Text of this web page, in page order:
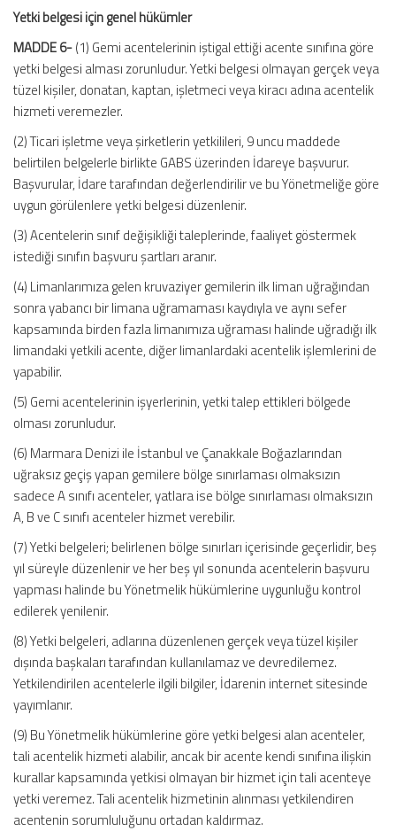
Yetki belgesi için genel hükümler
MADDE 6-(1) Gemi acentelerinin iştigal ettiği acente sınıfına göre
yetki belgesi alması zorunludur. Yetki belgesi olmayan gerçek veya
tüzel kişiler, donatan, kaptan, işletmeci veya kiracı adına acentelik
hizmeti veremezler.
(2) Ticari işletme veya şirketlerin yetkilileri, 9 uncu maddede
belirtilen belgelerle birlikte GABS üzerinden İdareye başvurur.
Başvurular, İdare tarafından değerlendirilir ve bu Yönetmeliğe göre
uygun görülenlere yetki belgesi düzenlenir.
(3) Acentelerin sınıf değişikliği taleplerinde, faaliyet göstermek
istediği sınıfın başvuru şartları aranır.
(4) Limanlarımıza gelen kruvaziyer gemilerin ilk liman uğrağından
sonra yabancı bir limana uğramaması kaydıyla ve aynı sefer
kapsamında birden fazla limanımıza uğraması halinde uğradığı ilk
limandaki yetkili acente, diğer limanlardaki acentelik işlemlerini de
yapabilir.
(5) Gemi acentelerinin işyerlerinin, yetki talep ettikleri bölgede
olması zorunludur.
(6) Marmara Denizi ile İstanbul ve Çanakkale Boğazlarından
uğraksız geçiş yapan gemilere bölge sınırlaması olmaksızın
sadece A sınıfı acenteler, yatlara ise bölge sınırlaması olmaksızın
A, B ve C sınıfı acenteler hizmet verebilir.
(7) Yetki belgeleri; belirlenen bölge sınırları içerisinde geçerlidir, beş
yıl süreyle düzenlenir ve her beş yıl sonunda acentelerin başvuru
yapması halinde bu Yönetmelik hükümlerine uygunluğu kontrol
edilerek yenilenir.
(8) Yetki belgeleri, adlarına düzenlenen gerçek veya tüzel kişiler
dışında başkaları tarafından kullanılamaz ve devredilemez.
Yetkilendirilen acentelerle ilgili bilgiler, İdarenin internet sitesinde
yayımlanır.
(9) Bu Yönetmelik hükümlerine göre yetki belgesi alan acenteler,
tali acentelik hizmeti alabilir, ancak bir acente kendi sınıfına ilişkin
kurallar kapsamında yetkisi olmayan bir hizmet için tali acenteye
yetki veremez. Tali acentelik hizmetinin alınması yetkilendiren
acentenin sorumluluğunu ortadan kaldırmaz.